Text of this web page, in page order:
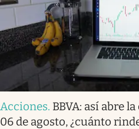
Acciones. BBVA: así abre
06 de agosto, ¿cuánto